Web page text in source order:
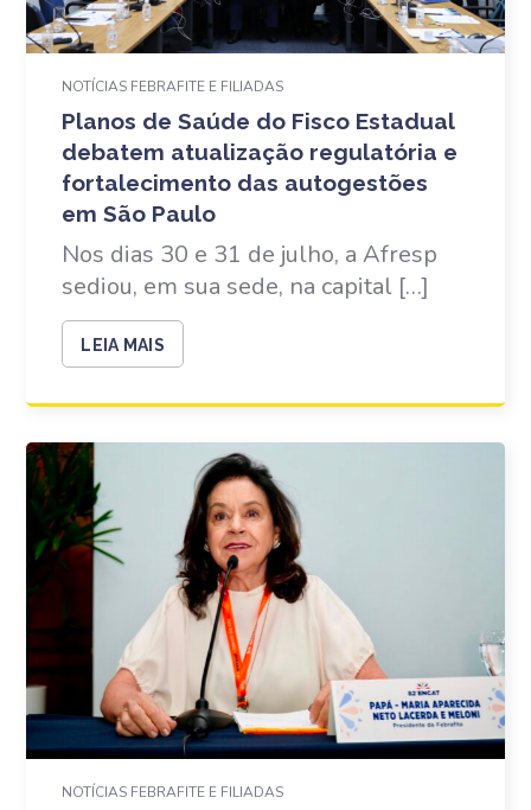
NOTÍCIAS FEBRAFITE E FILIADAS
Planos de Saúde do Fisco Estadual
debatem atualização regulatória e
fortalecimento das autogestões
em São Paulo
Nos dias 30 e 31 de julho, a Afresp
sediou, em sua sede, na capital […]
LEIA MAIS
NOTÍCIAS FEBRAFITE E FILIADAS